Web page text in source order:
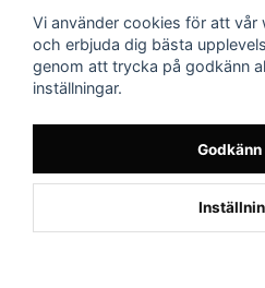
Vi använder cookies för att vår
och erbjuda dig bästa
genom att trycka på godkänn
inställningar.
Godkänn